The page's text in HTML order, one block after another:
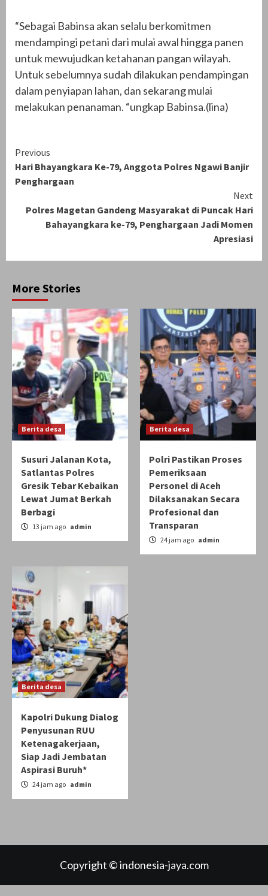
“Sebagai Babinsa akan selalu berkomitmen
mendampingi petani dari mulai awal hingga panen
untuk mewujudkan ketahanan pangan wilayah.
Untuk sebelumnya sudah dilakukan pendampingan
dalam penyiapan lahan, dan sekarang mulai
melakukan penanaman. “ungkap Babinsa.(lina)
Continue
Reading
Previous
Hari Bhayangkara Ke-79, Anggota Polres Ngawi Banjir
Penghargaan
Next
Polres Magetan Gandeng Masyarakat di Puncak Hari
Bahayangkara ke-79, Penghargaan Jadi Momen
Apresiasi
More Stories
Berita desa
Susuri Jalanan Kota,
Satlantas Polres
Gresik Tebar Kebaikan
Lewat Jumat Berkah
Berbagi
13 jam ago admin
Berita desa
Polri Pastikan Proses
Pemeriksaan
Personel di Aceh
Dilaksanakan Secara
Profesional dan
Transparan
24 jam ago admin
Berita desa
Kapolri Dukung Dialog
Penyusunan RUU
Ketenagakerjaan,
Siap Jadi Jembatan
Aspirasi Buruh*
24 jam ago admin
Copyright © indonesia-jaya.com